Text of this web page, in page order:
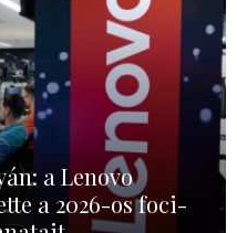
a Lenovo
a 2026-os foci-